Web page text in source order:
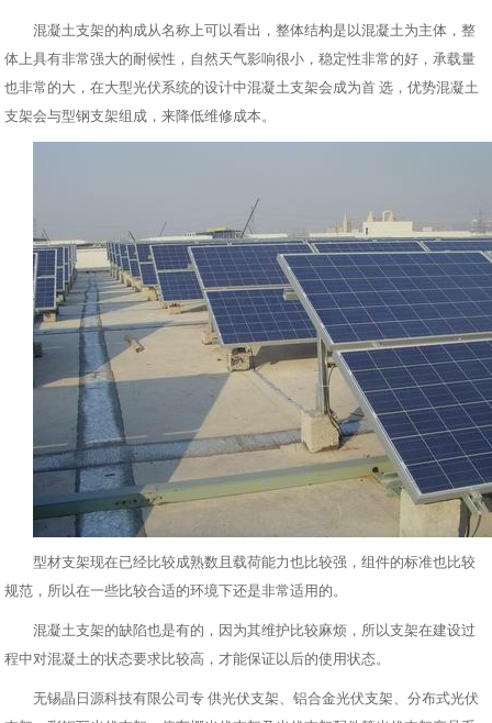
混凝土支架的构成从名称上可以看出，整体结构是以混凝土为主体，整
体上具有非常强大的耐候性，自然天气影响很小，稳定性非常的好，承载量
也非常的大，在大型光伏系统的设计中混凝土支架会成为首 选，优势混凝土
支架会与型钢支架组成，来降低维修成本。
型材支架现在已经比较成熟数且载荷能力也比较强，组件的标准也比较
规范，所以在一些比较合适的环境下还是非常适用的。
混凝土支架的缺陷也是有的，因为其维护比较麻烦，所以支架在建设过
程中对混凝土的状态要求比较高，才能保证以后的使用状态。
无锡晶日源科技有限公司专 供光伏支架、铝合金光伏支架、分布式光伏